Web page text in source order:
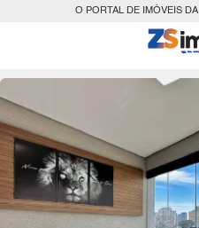
O PORTAL DE IMÓVEIS DA